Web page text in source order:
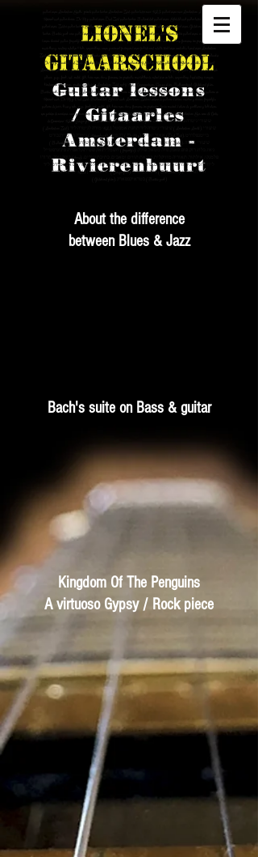
Lionel's
Gitaarschool
Guitar lessons
/ Gitaarles
Amsterdam -
Rivierenbuurt
Rivierenbuurt guitar classes, De Pijp guitar lessons, Oud-Zuid guitar teacher, Buitenveldert guitar lessons, Scheldebuurt guitar tutor, Amstelveen
guitar lessons, Zuidas guitar teacher, Station RAI guitar lessons, Europaplein guitar classes, Beethovenstraat guitar lessons, Gelderlandplein guitar
teacher, Beatrixpark area guitar lessons, beginner guitar lessons Amsterdam, advanced guitar lessons Amsterdam, electric guitar lessons, acoustic guitar
lessons, classical guitar, fingerstyle, jazz guitar, blues guitar, rock guitar, pop, funk, soul, metal, folk, bossa nova, choro, flamenco, improvisation lessons,
Zuid, studio near RAI Convention Centre, gitaarles Amsterdam Zuid, gitaarles Rivierenbuurt, gitaarles Buitenveldert, gitaarles Scheldebuurt, gitaarles
De Pijp, gitaarles Oud-Zuid, gitaarles Amstelveen, gitaarles Zuidas, gitaarles bij Station RAI, gitaarles bij Station Amstel, gitaardocent
Amsterdam, gitaarleraar Amsterdam, privé gitaarles, elektrische gitaarles, akoestische gitaarles, klassieke gitaar, fingerstyle, jazz gitaar, blues gitaar, rock
kinderen en volwassenen, proefles, aan huis in Amsterdam Zuid, nabij RAI Congrescentrum, Europaplein, Beethovenstraat, Gelderlandplein,
Beatrixpark, clases de guitarra en Ámsterdam Sur, profesor de guitarra cerca de RAI, clases de guitarra cerca de estación Amstel, clases de guitarra en
composición de canciones, acompañamiento para cantantes, para niños y adultos, clase de prueba, clases a domicilio en Ámsterdam Sur, cerca del Centro
de Convenciones RAI, Europaplein, Beethovenstraat, Gelderlandplein, Beatrixpark, שיעורי גיטרה בדרום אמסטרדם
גיטרה בריביירנבורט (Rivierenbuurt), דה פייפ (De Pijp), אאוד זאויט (Oud-Zuid), בייטנפלדרט
(Buitenveldert), שלדבורט (Scheldebuurt), אמסטלוויין (Amstelveen), זאוידאס (Zuidas), שיעורי גיטרה
בוסה נובה, חֲרוֹרוֹ (choro), פלמנקו, אילתור, תאוריה מוזיקלית, קריאת תווים וטאבים, כתיבת שירים,
ליווי לזמרים, לילדים ולמבוגרים, שיעור ניסיון, שיעורים בבית התלמיד בדרום אמסטרדם, ליד
מרכז הכנסים RAI, יורופאפליין (Europaplein), בתהובןסטרט (Beethovenstraat), חדרלנדפליין
About the difference
between Blues & Jazz
Bach's suite on Bass & guitar
Kingdom Of The Penguins
A virtuoso Gypsy / Rock piece